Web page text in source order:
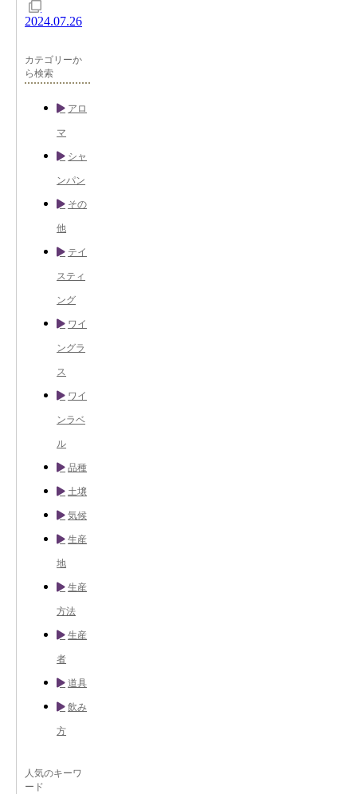
2024.07.26
カテゴリーか
ら検索
アロ
マ
シャ
ンパン
その
他
テイ
スティ
ング
ワイ
ングラ
ス
ワイ
ンラベ
ル
品種
土壌
気候
生産
地
生産
方法
生産
者
道具
飲み
方
人気のキーワ
ード